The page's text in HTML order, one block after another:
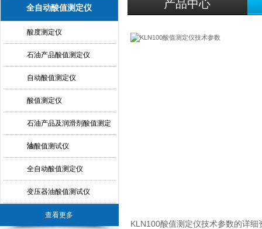
全自动酸值测定仪
酸度测定仪
石油产品酸值测定仪
自动酸值测定仪
酸值测定仪
石油产品及润滑剂酸值测定
法
油酸值测试仪
全自动酸值测定仪
变压器油酸值测试仪
查看更多
产品中心
KLN100酸值测定仪技术参数的详细